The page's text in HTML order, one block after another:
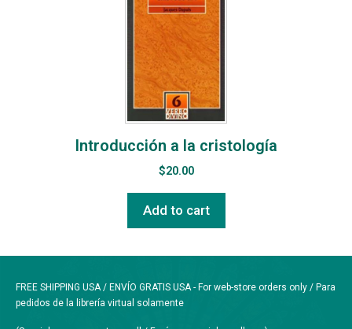
Introducción a la cristología
$20.00
Add to cart
FREE SHIPPING USA / ENVÍO GRATIS USA - For web-store orders only / Para
pedidos de la librería virtual solamente